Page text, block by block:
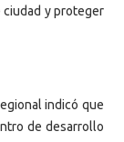
y proteger
indicó que
de desarrollo